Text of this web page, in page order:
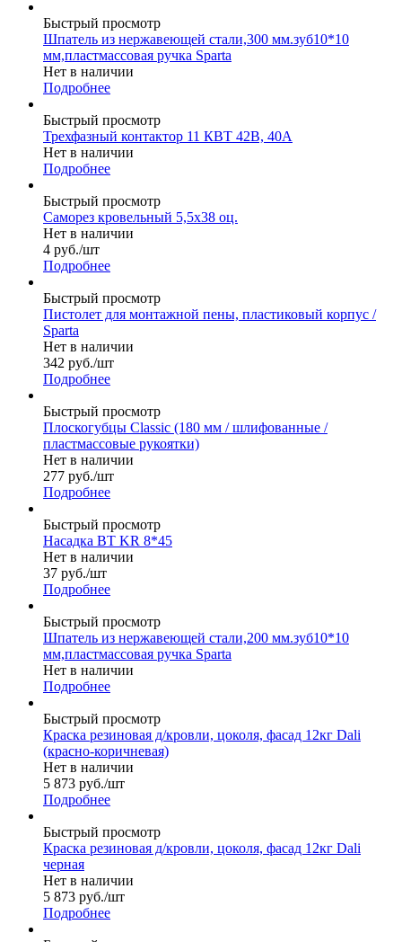
Быстрый просмотр
Шпатель из нержавеющей стали,300 мм.зуб10*10
мм,пластмассовая ручка Sparta
Нет в наличии
Подробнее
Быстрый просмотр
Трехфазный контактор 11 КВТ 42В, 40А
Нет в наличии
Подробнее
Быстрый просмотр
Саморез кровельный 5,5х38 оц.
Нет в наличии
4 руб./шт
Подробнее
Быстрый просмотр
Пистолет для монтажной пены, пластиковый корпус /
Sparta
Нет в наличии
342 руб./шт
Подробнее
Быстрый просмотр
Плоскогубцы Classic (180 мм / шлифованные /
пластмассовые рукоятки)
Нет в наличии
277 руб./шт
Подробнее
Быстрый просмотр
Насадка ВТ KR 8*45
Нет в наличии
37 руб./шт
Подробнее
Быстрый просмотр
Шпатель из нержавеющей стали,200 мм.зуб10*10
мм,пластмассовая ручка Sparta
Нет в наличии
Подробнее
Быстрый просмотр
Краска резиновая д/кровли, цоколя, фасад 12кг Dali
(красно-коричневая)
Нет в наличии
5 873 руб./шт
Подробнее
Быстрый просмотр
Краска резиновая д/кровли, цоколя, фасад 12кг Dali
черная
Нет в наличии
5 873 руб./шт
Подробнее